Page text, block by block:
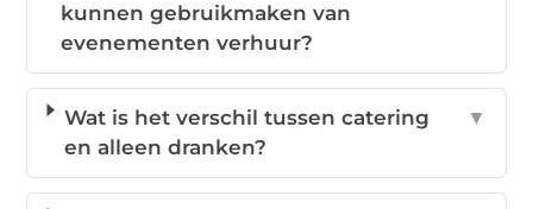
kunnen gebruikmaken van
evenementen verhuur?
Wat is het verschil tussen catering
en alleen dranken?
▼